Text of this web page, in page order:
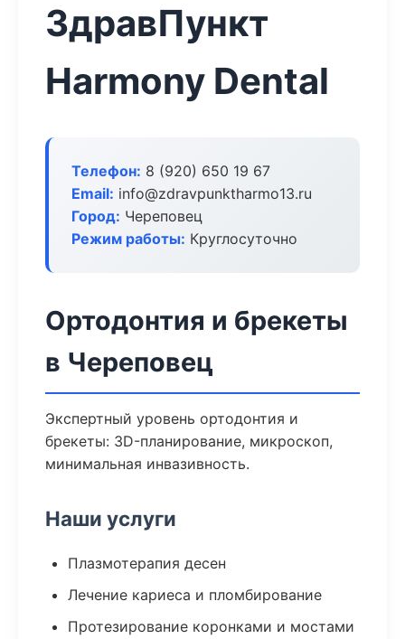
ЗдравПункт
Harmony Dental
Телефон: 8 (920) 650 19 67
Email: info@zdravpunktharmo13.ru
Город: Череповец
Режим работы: Круглосуточно
Ортодонтия и брекеты
в Череповец
Экспертный уровень ортодонтия и
брекеты: 3D-планирование, микроскоп,
минимальная инвазивность.
Наши услуги
Плазмотерапия десен
Лечение кариеса и пломбирование
Протезирование коронками и мостами